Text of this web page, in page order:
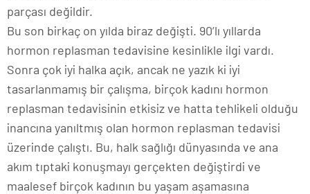
parçası değildir.
Bu son birkaç on yılda biraz değişti. 90’lı yıllarda
hormon replasman tedavisine kesinlikle ilgi vardı.
Sonra çok iyi halka açık, ancak ne yazık ki iyi
tasarlanmamış bir çalışma, birçok kadını hormon
replasman tedavisinin etkisiz ve hatta tehlikeli olduğu
inancına yanıltmış olan hormon replasman tedavisi
üzerinde çalıştı. Bu, halk sağlığı dünyasında ve ana
akım tıptaki konuşmayı gerçekten değiştirdi ve
maalesef birçok kadının bu yaşam aşamasına